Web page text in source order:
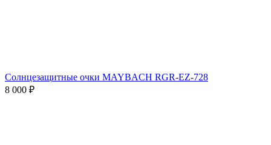
Солнцезащитные очки MAYBACH RGR-EZ-728
8 000 ₽